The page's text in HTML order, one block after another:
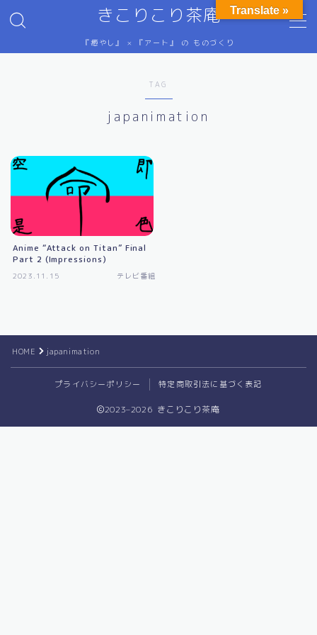
きこりこり茶庵
『癒やし』 × 『アート』 の ものづくり
MENU
ぷろふぃ～る
ホーム
抽象画
特定商取引法に基づく表記
禅語（画）
金属の科学（主にプレスによる塑性加工）
ステンレス鋼
プレス加工の物理学
プレス金型設計
圧延に関する情報
雑学・その他
TAG
japanimation
Anime “Attack on Titan” Final
Part 2 (Impressions)
2023.11.15 テレビ番組
HOME japanimation
プライバシーポリシー 特定商取引法に基づく表記
2023–2026 きこりこり茶庵
Translate »